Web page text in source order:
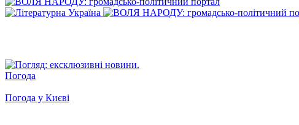
Погода
Погода у Києві